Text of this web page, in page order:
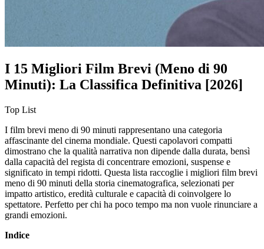
I 15 Migliori Film Brevi (Meno di 90
Minuti): La Classifica Definitiva [2026]
Top List
I film brevi meno di 90 minuti rappresentano una categoria
affascinante del cinema mondiale. Questi capolavori compatti
dimostrano che la qualità narrativa non dipende dalla durata, bensì
dalla capacità del regista di concentrare emozioni, suspense e
significato in tempi ridotti. Questa lista raccoglie i migliori film brevi
meno di 90 minuti della storia cinematografica, selezionati per
impatto artistico, eredità culturale e capacità di coinvolgere lo
spettatore. Perfetto per chi ha poco tempo ma non vuole rinunciare a
grandi emozioni.
Indice